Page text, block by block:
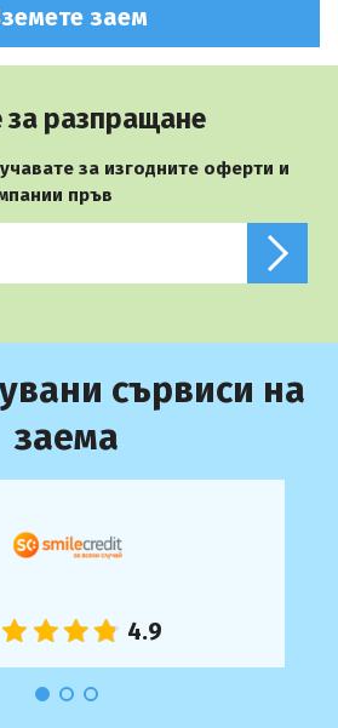
заем
за разпращане
за изгодните оферти и
пръв
сървиси на
заема